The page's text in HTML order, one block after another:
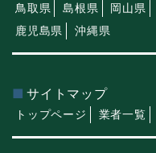
鳥取県
島根県 岡山県
鹿児島県
沖縄県
サイトマップ
トップページ 業者一覧